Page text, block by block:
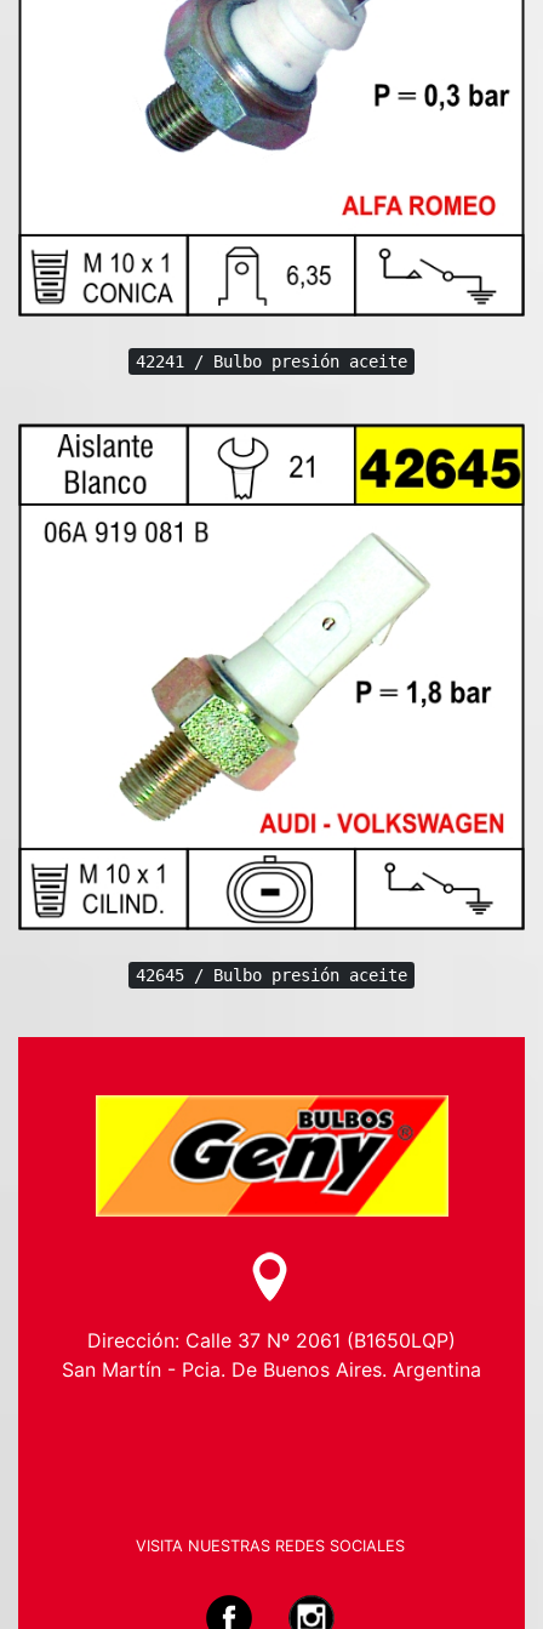
42241 / Bulbo presión aceite
42645 / Bulbo presión aceite
Dirección: Calle 37 Nº 2061 (B1650LQP)
San Martín - Pcia. De Buenos Aires. Argentina
VISITA NUESTRAS REDES SOCIALES